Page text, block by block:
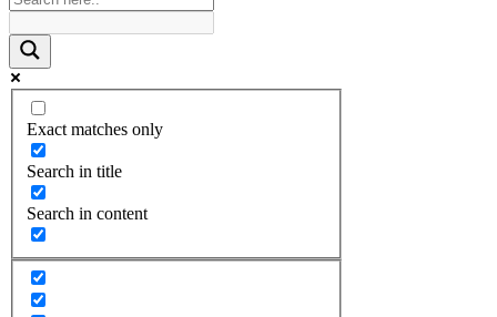
Exact matches only
Search in title
Search in content